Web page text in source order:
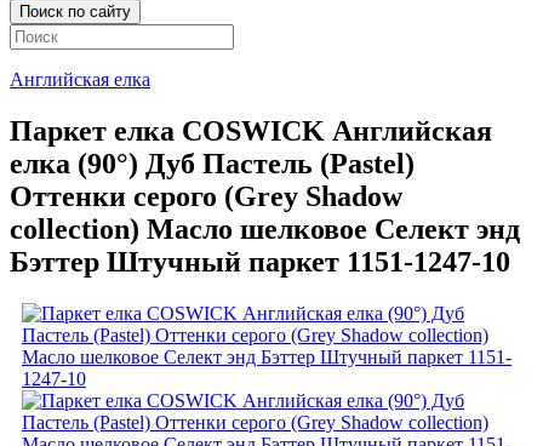
Поиск по сайту
Английская елка
Паркет елка COSWICK Английская
елка (90°) Дуб Пастель (Pastel)
Оттенки серого (Grеy Shadow
collection) Масло шелковое Селект энд
Бэттер Штучный паркет 1151-1247-10